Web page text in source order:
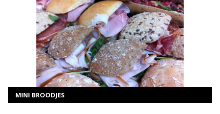
MEER INFORMATIE
SELECTEER OPTIES
MINI BROODJES